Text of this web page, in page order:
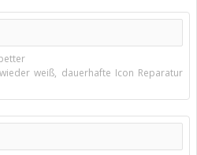
weiß, dauerhafte Icon Reparatur